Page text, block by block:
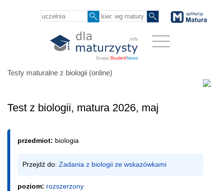
Testy maturalne z biologii (online)
Test z biologii, matura 2026, maj
przedmiot: biologia
Przejdź do: Zadania z biologii ze wskazówkami
poziom: rozszerzony